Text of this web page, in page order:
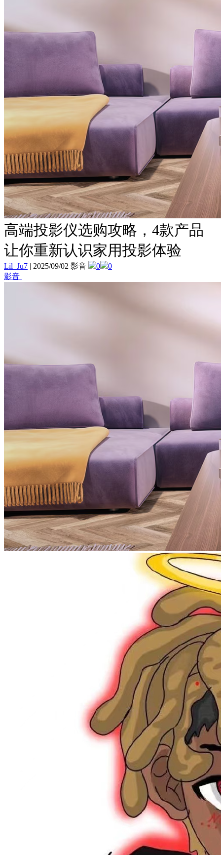
高端投影仪选购攻略，4款产品
让你重新认识家用投影体验
Lil_Ju7 | 2025/09/02 影音 0
0
影音